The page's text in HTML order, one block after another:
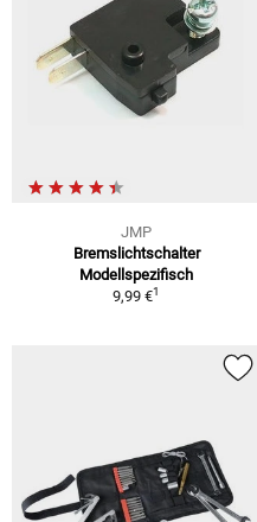
JMP
Bremslichtschalter
Modellspezifisch
9,99 €1